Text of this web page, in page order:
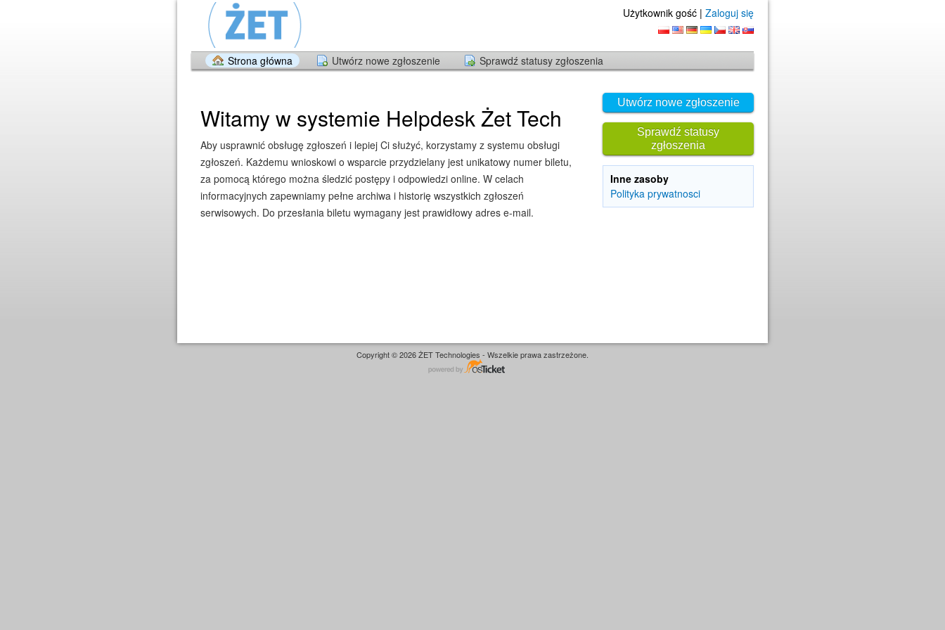
Użytkownik gość | Zaloguj się
Strona główna Utwórz nowe zgłoszenie Sprawdź statusy zgłoszenia
Utwórz nowe zgłoszenie
Sprawdź statusy
zgłoszenia
Inne zasoby
Polityka prywatnosci
Witamy w systemie Helpdesk Żet Tech
Aby usprawnić obsługę zgłoszeń i lepiej Ci służyć, korzystamy z systemu obsługi
zgłoszeń. Każdemu wnioskowi o wsparcie przydzielany jest unikatowy numer biletu,
za pomocą którego można śledzić postępy i odpowiedzi online. W celach
informacyjnych zapewniamy pełne archiwa i historię wszystkich zgłoszeń
serwisowych. Do przesłania biletu wymagany jest prawidłowy adres e-mail.
Copyright © 2026 ŻET Technologies - Wszelkie prawa zastrzeżone.